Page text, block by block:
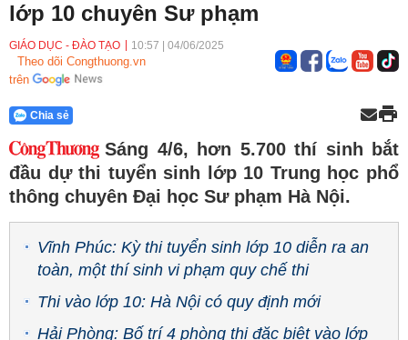
Phát triển bền vững Sức khỏe
lớp 10 chuyên Sư phạm
GIÁO DỤC - ĐÀO TẠO 10:57 04/06/2025
Theo dõi Congthuong.vn
trên
Chia sẻ
Sáng 4/6, hơn 5.700 thí sinh bắt
đầu dự thi tuyển sinh lớp 10 Trung học phổ
thông chuyên Đại học Sư phạm Hà Nội.
Vĩnh Phúc: Kỳ thi tuyển sinh lớp 10 diễn ra an
toàn, một thí sinh vi phạm quy chế thi
Thi vào lớp 10: Hà Nội có quy định mới
Hải Phòng: Bố trí 4 phòng thi đặc biệt vào lớp